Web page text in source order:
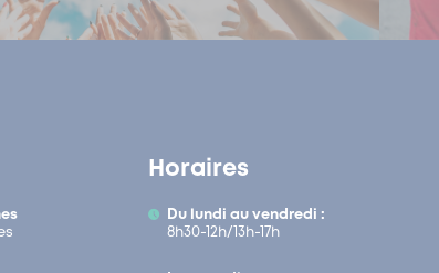
Horaires
Du lundi au vendredi :
8h30-12h/13h-17h